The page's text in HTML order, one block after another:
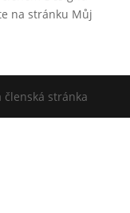
na stránku Můj
členská stránka